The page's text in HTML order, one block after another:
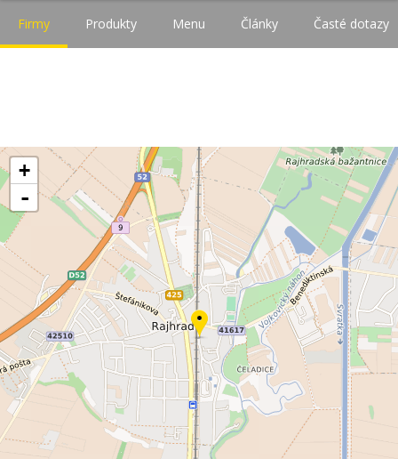
Firmy Produkty Menu Články Časté dotazy
+
-